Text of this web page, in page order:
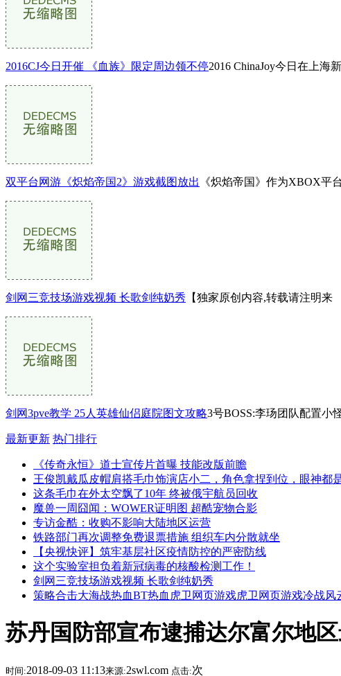
2016CJ今日开催 《血族》限定周边领不停2016 ChinaJoy今日在上海
双平台网游《炽焰帝国2》游戏截图放出 《炽焰帝国》作为XBOX平
剑网三竞技场游戏视频 长歌剑纯奶秀 【独家原创内容,转载请注明来
剑网3pve教学 25人英雄仙侣庭院图文攻略3号BOSS:李玚团队配置小
最新更新 热门排行
《传奇永恒》道士宣传片首曝 技能改版前瞻
王俊凯戴瓜皮帽肩搭毛巾饰演店小二，角色拿捏到位，眼神都
这条毛巾在外太空飘了10年 终被俄宇航员回收
魔兽一周囧闻：WOWER证明图 超酷宠物合影
专访金酷：收购不影响大陆地区运营
铁路部门再次调整免费退票措施 组织车内分散就坐
【央视快评】筑牢基层社区疫情防控的严密防线
这个实验室担负着新冠病毒的核酸检测工作！
剑网三竞技场游戏视频 长歌剑纯奶秀
策略合击大海战热血BT热血虎卫网页游戏虎卫网页游戏冷战风
苏丹国防部宣布逮捕达尔富尔地
时间:2018-09-03 11:13来源:2swl.com 点击:次